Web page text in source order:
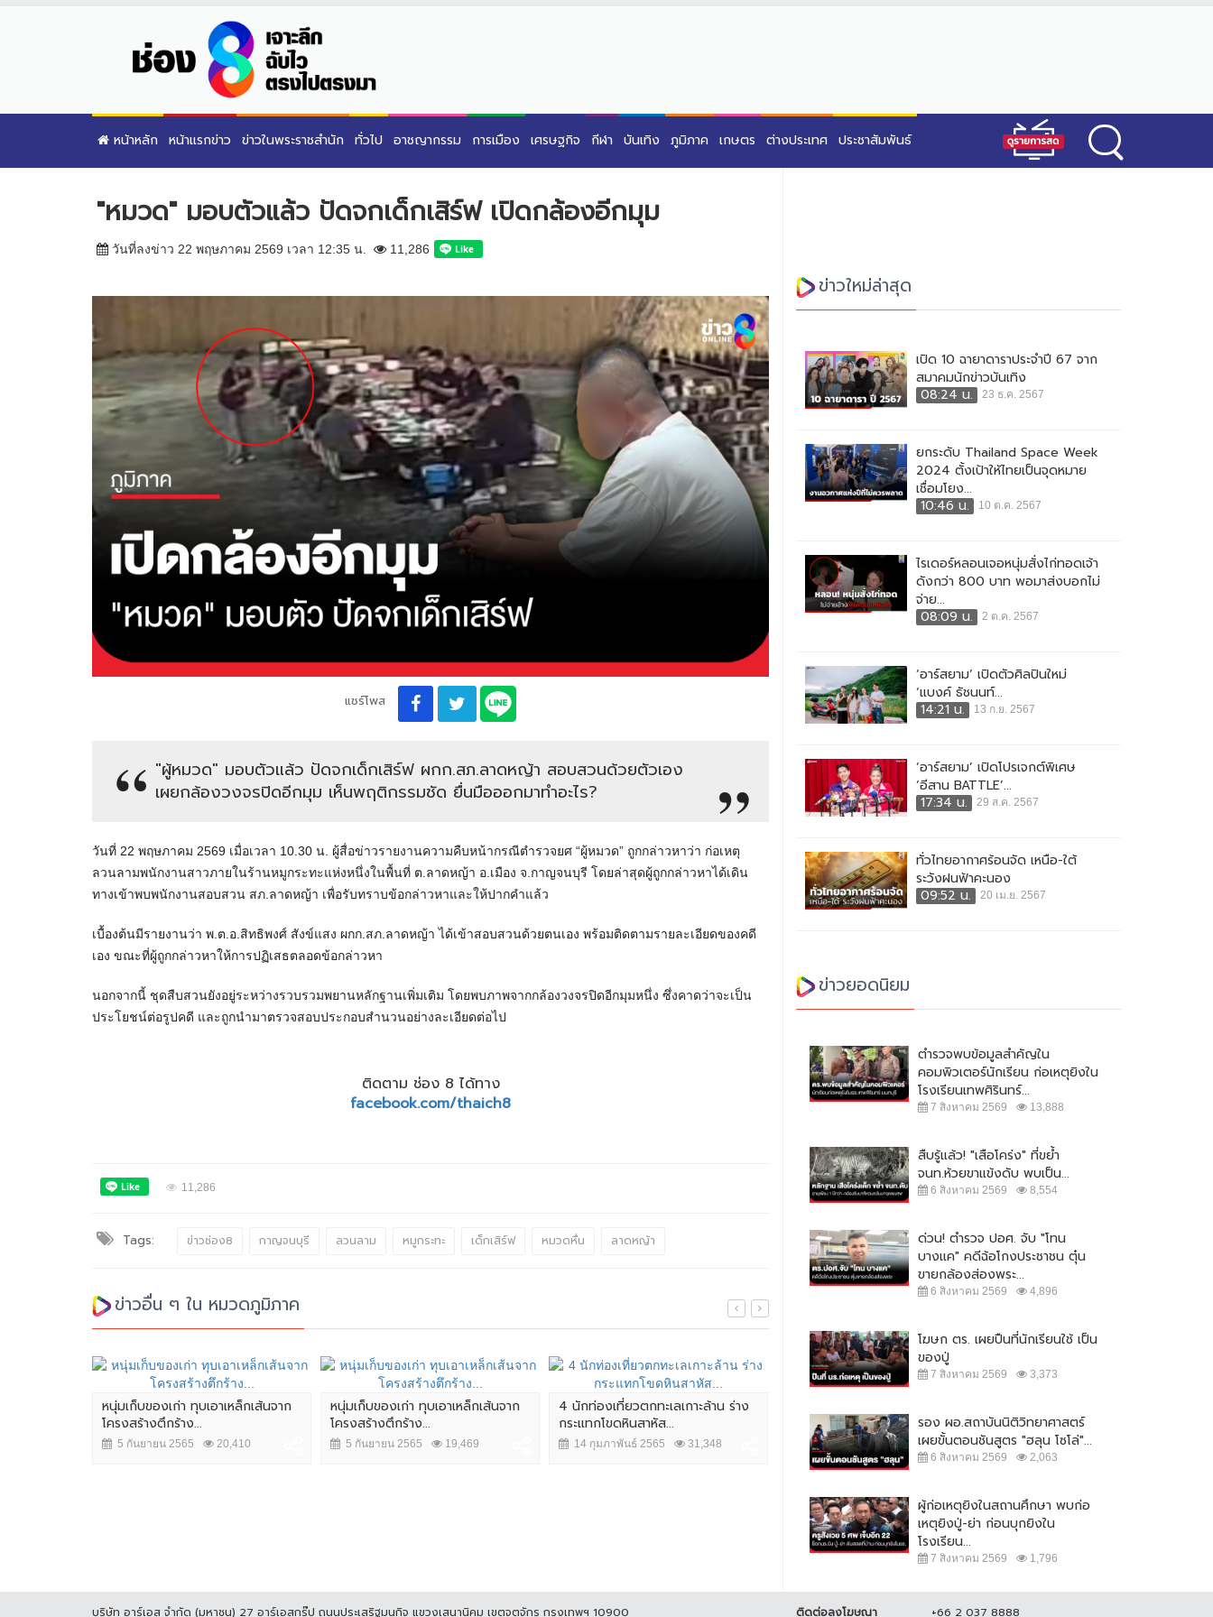
หน้าหลัก หน้าแรกข่าว ข่าวในพระราชสำนัก ทั่วไป อาชญากรรม การเมือง เศรษฐกิจ กีฬา บันเทิง ภูมิภาค เกษตร ต่างประเทศ ประชาสัมพันธ์
"หมวด" มอบตัวแล้ว ปัดจกเด็กเสิร์ฟ เปิดกล้องอีกมุม
วันที่ลงข่าว 22 พฤษภาคม 2569 เวลา 12:35 น. 11,286
แชร์โพส
"ผู้หมวด" มอบตัวแล้ว ปัดจกเด็กเสิร์ฟ ผกก.สภ.ลาดหญ้า สอบสวนด้วยตัวเอง
เผยกล้องวงจรปิดอีกมุม เห็นพฤติกรรมชัด ยื่นมือออกมาทำอะไร?
วันที่ 22 พฤษภาคม 2569 เมื่อเวลา 10.30 น. ผู้สื่อข่าวรายงานความคืบหน้ากรณีตำรวจยศ “ผู้หมวด” ถูกกล่าวหาว่า ก่อเหตุ
ลวนลามพนักงานสาวภายในร้านหมูกระทะแห่งหนึ่งในพื้นที่ ต.ลาดหญ้า อ.เมือง จ.กาญจนบุรี โดยล่าสุดผู้ถูกกล่าวหาได้เดิน
ทางเข้าพบพนักงานสอบสวน สภ.ลาดหญ้า เพื่อรับทราบข้อกล่าวหาและให้ปากคำแล้ว
เบื้องต้นมีรายงานว่า พ.ต.อ.สิทธิพงศ์ สังข์แสง ผกก.สภ.ลาดหญ้า ได้เข้าสอบสวนด้วยตนเอง พร้อมติดตามรายละเอียดของคดี
เอง ขณะที่ผู้ถูกกล่าวหาให้การปฏิเสธตลอดข้อกล่าวหา
นอกจากนี้ ชุดสืบสวนยังอยู่ระหว่างรวบรวมพยานหลักฐานเพิ่มเติม โดยพบภาพจากกล้องวงจรปิดอีกมุมหนึ่ง ซึ่งคาดว่าจะเป็น
ประโยชน์ต่อรูปคดี และถูกนำมาตรวจสอบประกอบสำนวนอย่างละเอียดต่อไป
ติดตาม ช่อง 8 ได้ทาง
facebook.com/thaich8
11,286
Tags: ข่าวช่อง8 กาญจนบุรี ลวนลาม หมูกระทะ เด็กเสิร์ฟ หมวดหื่น ลาดหญ้า
ข่าวอื่น ๆ ใน หมวดภูมิภาค
หนุ่มเก็บของเก่า ทุบเอาเหล็กเส้นจาก
โครงสร้างตึกร้าง...
5 กันยายน 2565 20,410
หนุ่มเก็บของเก่า ทุบเอาเหล็กเส้นจาก
โครงสร้างตึกร้าง...
5 กันยายน 2565 19,469
4 นักท่องเที่ยวตกทะเลเกาะล้าน ร่าง
กระแทกโขดหินสาหัส...
14 กุมภาพันธ์ 2565 31,348
ช่วยแม่น้องชมพู่
7 มิถุนายน 2564 20,718
บ้าน หลังหายตัวร่วมเดือน
7 มิถุนายน 2564
ข่าวใหม่ล่าสุด
เปิด 10 ฉายาดาราประจำปี 67 จาก
สมาคมนักข่าวบันเทิง
08:24 น.
23 ธ.ค. 2567
ยกระดับ Thailand Space Week
2024 ตั้งเป้าให้ไทยเป็นจุดหมาย
เชื่อมโยง...
10:46 น.
10 ต.ค. 2567
ไรเดอร์หลอนเจอหนุ่มสั่งไก่ทอดเจ้า
ดังกว่า 800 บาท พอมาส่งบอกไม่
จ่าย...
08:09 น.
2 ต.ค. 2567
‘อาร์สยาม’ เปิดตัวศิลปินใหม่
‘แบงค์ ธัชนนท์...
14:21 น.
13 ก.ย. 2567
‘อาร์สยาม’ เปิดโปรเจกต์พิเศษ
‘อีสาน BATTLE’...
17:34 น.
29 ส.ค. 2567
ทั่วไทยอากาศร้อนจัด เหนือ-ใต้
ระวังฝนฟ้าคะนอง
09:52 น.
20 เม.ย. 2567
ข่าวยอดนิยม
ตำรวจพบข้อมูลสำคัญใน
คอมพิวเตอร์นักเรียน ก่อเหตุยิงใน
โรงเรียนเทพศิรินทร์...
7 สิงหาคม 2569 13,888
สืบรู้แล้ว! "เสือโคร่ง" ที่ขย้ำ
จนท.ห้วยขาแข้งดับ พบเป็น...
6 สิงหาคม 2569 8,554
ด่วน! ตำรวจ ปอศ. จับ "โทน
บางแค" คดีฉ้อโกงประชาชน ตุ๋น
ขายกล้องส่องพระ...
6 สิงหาคม 2569 4,896
โฆษก ตร. เผยปืนที่นักเรียนใช้ เป็น
ของปู่
7 สิงหาคม 2569 3,373
รอง ผอ.สถาบันนิติวิทยาศาสตร์
เผยขั้นตอนชันสูตร "ฮลุน โซโล่"...
6 สิงหาคม 2569 2,063
ผู้ก่อเหตุยิงในสถานศึกษา พบก่อ
เหตุยิงปู่-ย่า ก่อนบุกยิงใน
โรงเรียน...
7 สิงหาคม 2569 1,796
บริษัท อาร์เอส จำกัด (มหาชน) 27 อาร์เอสกรุ๊ป ถนนประเสริฐมนูกิจ แขวงเสนานิคม เขตจตุจักร กรุงเทพฯ 10900 ติดต่อลงโฆษณา +66 2 037 8888